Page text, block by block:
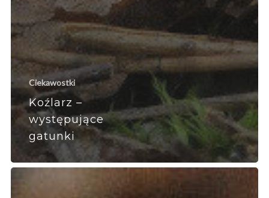
Ciekawostki
Koźlarz –
występujące
gatunki